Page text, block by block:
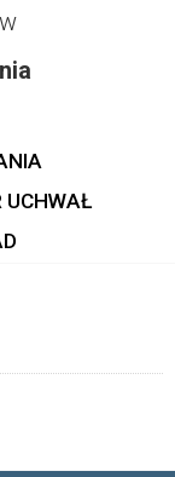
UCHWAŁ